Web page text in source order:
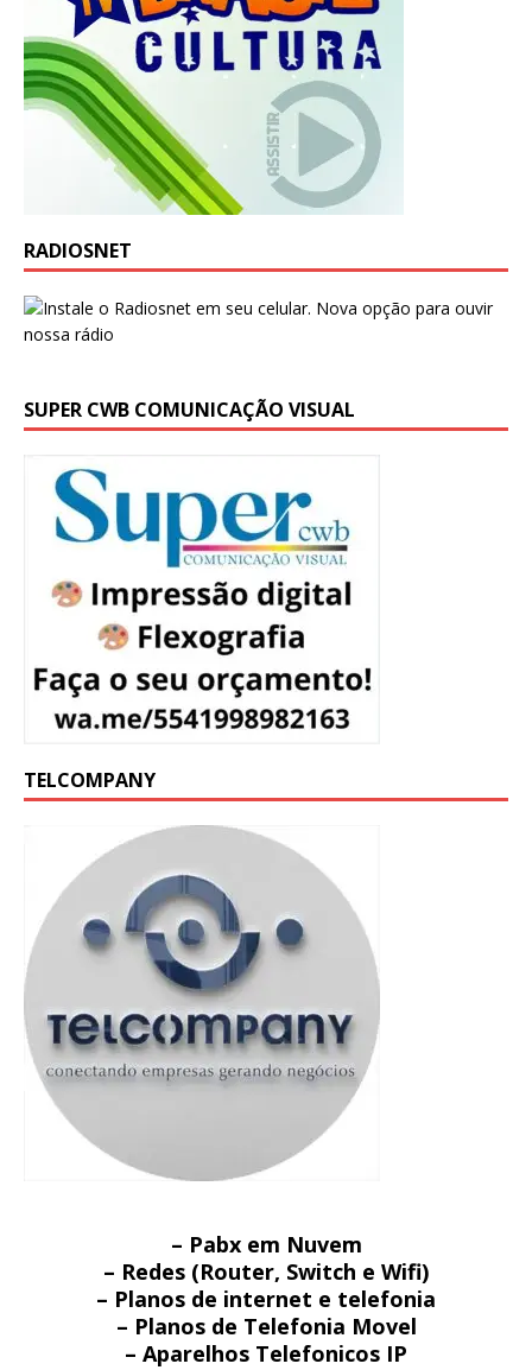
RADIOSNET
SUPER CWB COMUNICAÇÃO VISUAL
TELCOMPANY
– Pabx em Nuvem
– Redes (Router, Switch e Wifi)
– Planos de internet e telefonia
– Planos de Telefonia Movel
– Aparelhos Telefonicos IP